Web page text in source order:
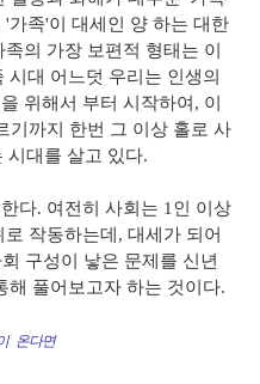
가족'이 대세인 양 하는 대한
의 가장 보편적 형태는 이
시대 어느덧 우리는 인생의
위해서 부터 시작하여, 이
기까지 한번 그 이상 홀로 사
시대를 살고 있다.
다. 여전히 사회는 1인 이상
작동하는데, 대세가 되어
구성이 낳은 문제를 신년
해 풀어보고자 하는 것이다.
온다면